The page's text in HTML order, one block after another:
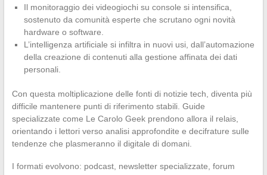
Il monitoraggio dei videogiochi su console si intensifica,
sostenuto da comunità esperte che scrutano ogni novità
hardware o software.
L’intelligenza artificiale si infiltra in nuovi usi, dall’automazione
della creazione di contenuti alla gestione affinata dei dati
personali.
Con questa moltiplicazione delle fonti di notizie tech, diventa più
difficile mantenere punti di riferimento stabili. Guide
specializzate come Le Carolo Geek prendono allora il relais,
orientando i lettori verso analisi approfondite e decifrature sulle
tendenze che plasmeranno il digitale di domani.
I formati evolvono: podcast, newsletter specializzate, forum